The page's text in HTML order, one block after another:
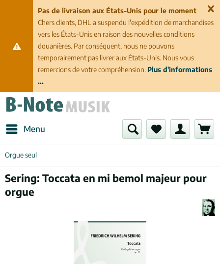
Pas de livraison aux États-Unis pour le moment
Chers clients, DHL a suspendu l'expédition de marchandises
vers les États-Unis en raison des nouvelles conditions
douanières. Par conséquent, nous ne pouvons
temporairement pas livrer aux États-Unis. Nous vous
remercions de votre compréhension. Plus d'informations
...
Menu
Orgue seul
Sering: Toccata en mi bemol majeur pour
orgue